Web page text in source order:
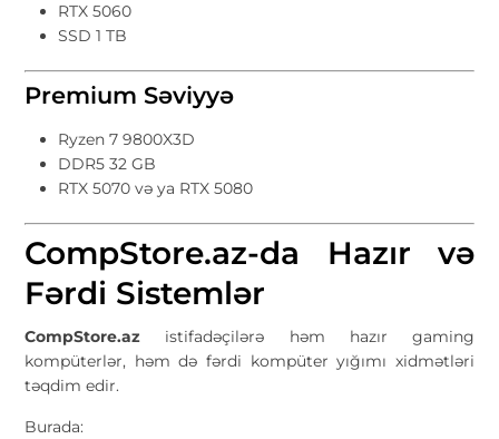
RTX 5060
SSD 1 TB
Premium Səviyyə
Ryzen 7 9800X3D
DDR5 32 GB
RTX 5070 və ya RTX 5080
CompStore.az-da Hazır və
Fərdi Sistemlər
CompStore.az istifadəçilərə həm hazır gaming
kompüterlər, həm də fərdi kompüter yığımı xidmətləri
təqdim edir.
Burada: